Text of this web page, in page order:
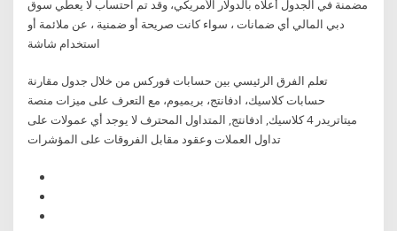
مضمنة في الجدول أعلاه بالدولار الأمريكي، وقد تم احتساب لا يعطي سوق
دبي المالي أي ضمانات ، سواء كانت صريحة أو ضمنية ، عن ملائمة أو
تعلم الفرق الرئيسي بين حسابات فوركس من خلال جدول مقارنة
حسابات كلاسيك، ادفانتج، بريميوم، مع التعرف على ميزات منصة
ميتاتريدر 4 كلاسيك, ادفانتج, المتداول المحترف لا يوجد أي عمولات على
تداول العملات وعقود مقابل الفروقات على المؤشرات